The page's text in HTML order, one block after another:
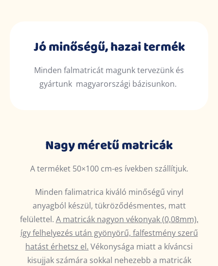
Jó minőségű, hazai termék
Minden falmatricát magunk tervezünk és
gyártunk magyarországi bázisunkon.
Nagy méretű matricák
A terméket 50×100 cm-es ívekben szállítjuk.
Minden falimatrica kiváló minőségű vinyl
anyagból készül, tükröződésmentes, matt
felülettel. A matricák nagyon vékonyak (0,08mm),
így felhelyezés után gyönyörű, falfestmény szerű
hatást érhetsz el. Vékonysága miatt a kíváncsi
kisujjak számára sokkal nehezebb a matricák